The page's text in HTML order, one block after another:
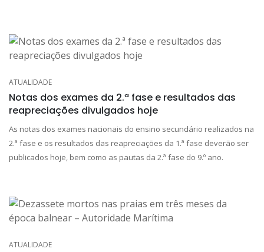
ATUALIDADE
Notas dos exames da 2.ª fase e resultados das
reapreciações divulgados hoje
As notas dos exames nacionais do ensino secundário realizados na
2.ª fase e os resultados das reapreciações da 1.ª fase deverão ser
publicados hoje, bem como as pautas da 2.ª fase do 9.º ano.
ATUALIDADE